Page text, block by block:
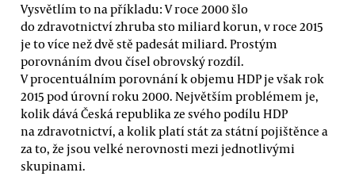
Vysvětlím to na příkladu: V roce 2000 šlo
do zdravotnictví zhruba sto miliard korun, v roce 2015
je to více než dvě stě padesát miliard. Prostým
porovnáním dvou čísel obrovský rozdíl.
V procentuálním porovnání k objemu HDP je však rok
2015 pod úrovní roku 2000. Největším problémem je,
kolik dává Česká republika ze svého podílu HDP
na zdravotnictví, a kolik platí stát za státní pojištěnce a
za to, že jsou velké nerovnosti mezi jednotlivými
skupinami.